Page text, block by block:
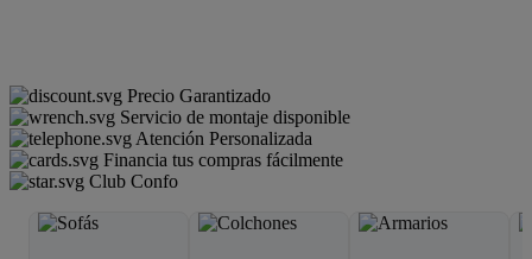
Precio Garantizado
Servicio de montaje disponible
Atención Personalizada
Financia tus compras fácilmente
Club Confo